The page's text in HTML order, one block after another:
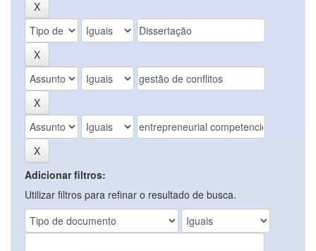
Adicionar filtros:
Utilizar filtros para refinar o resultado de busca.